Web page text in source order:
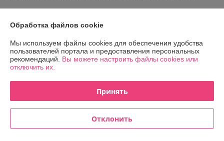
О нас
Контакты
Обработка файлов cookie
Мы используем файлы cookies для обеспечения удобства
пользователей портала и предоставления персональных
рекомендаций. Вы можете настроить файлы cookies или
отключить их.
Принять
Отклонить